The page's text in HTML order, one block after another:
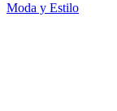
Moda y Estilo